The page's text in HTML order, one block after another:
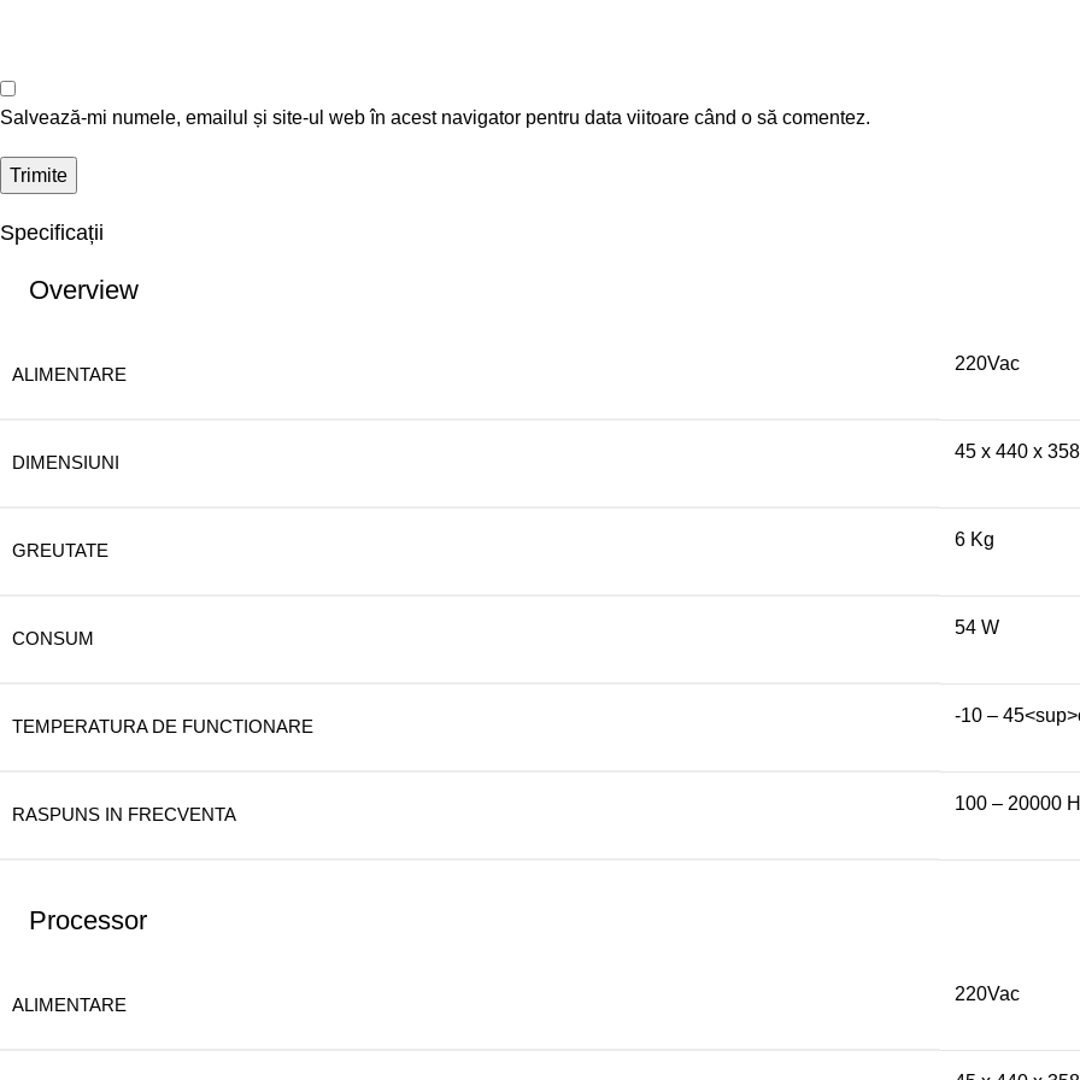
Salvează-mi numele, emailul și site-ul web în acest navigator pentru data viitoare când o să comentez.
Specificații
Overview
ALIMENTARE
220Vac
DIMENSIUNI
45 x 440 x
GREUTATE
6 Kg
CONSUM
54 W
TEMPERATURA DE FUNCTIONARE
-10 –
RASPUNS IN FRECVENTA
100 – 20000
Processor
ALIMENTARE
220Vac